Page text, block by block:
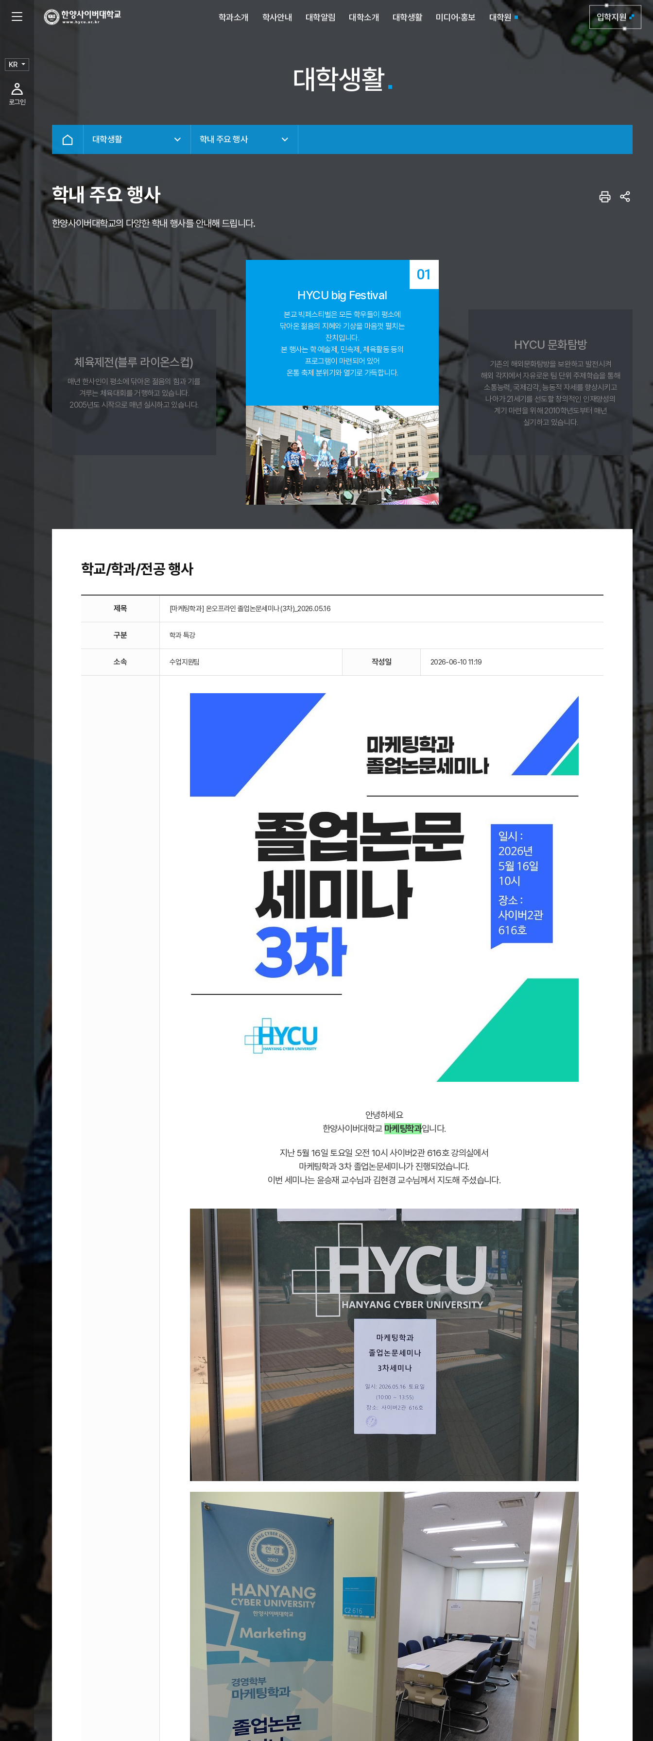
학과소개 학사안내 대학알림 대학소개 대학생활 미디어·홍보 대학원 입학지원
KR
로그인
대학생활
대학생활 학내 주요 행사
학내 주요 행사
한양사이버대학교의 다양한 학내 행사를 안내해 드립니다.
01
HYCU big Festival
본교 빅페스티벌은 모든 학우들이 평소에
닦아온 젊음의 지혜와 기상을 마음껏 펼치는
잔치입니다.
본 행사는 학·예술제, 민속제, 체육활동 등의
프로그램이 마련되어 있어
온통 축제 분위기와 열기로 가득합니다.
체육제전(블루 라이온스컵)
매년 한사인이 평소에 닦아온 젊음의 힘과 기를
겨루는 체육대회를 거행하고 있습니다.
2005년도 시작으로 매년 실시하고 있습니다.
HYCU 문화탐방
기존의 해외문화탐방을 보완하고 발전시켜
해외 각지에서 자유로운 팀 단위 주제학습을 통해
소통능력, 국제감각, 능동적 자세를 향상시키고
나아가 21세기를 선도할 창의적인 인재양성의
계기 마련을 위해 2010학년도부터 매년
실기하고 있습니다.
학교/학과/전공 행사
제목 [마케팅학과] 온오프라인 졸업논문세미나(3차)_2026.05.16
구분 학과 특강
소속 수업지원팀 작성일 2026-06-10 11:19
안녕하세요
한양사이버대학교 마케팅학과입니다.
지난 5월 16일 토요일 오전 10시사이버2관 616호 강의실에서
마케팅학과 3차 졸업논문세미나가 진행되었습니다.
이번 세미나는 윤승재 교수님과 김현경 교수님께서 지도해 주셨습니다.